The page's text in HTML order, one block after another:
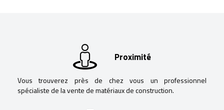
Proximité
Vous trouverez près de chez vous un professionnel
spécialiste de la vente de matériaux de construction.